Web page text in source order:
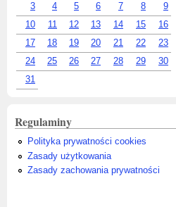
3
4 5 6 7 8
9
10
11 12 13 14 15
16
17
18 19 20 21 22
23
24
25 26 27 28 29
30
31
Regulaminy
Polityka prywatności cookies
Zasady użytkowania
Zasady zachowania prywatności